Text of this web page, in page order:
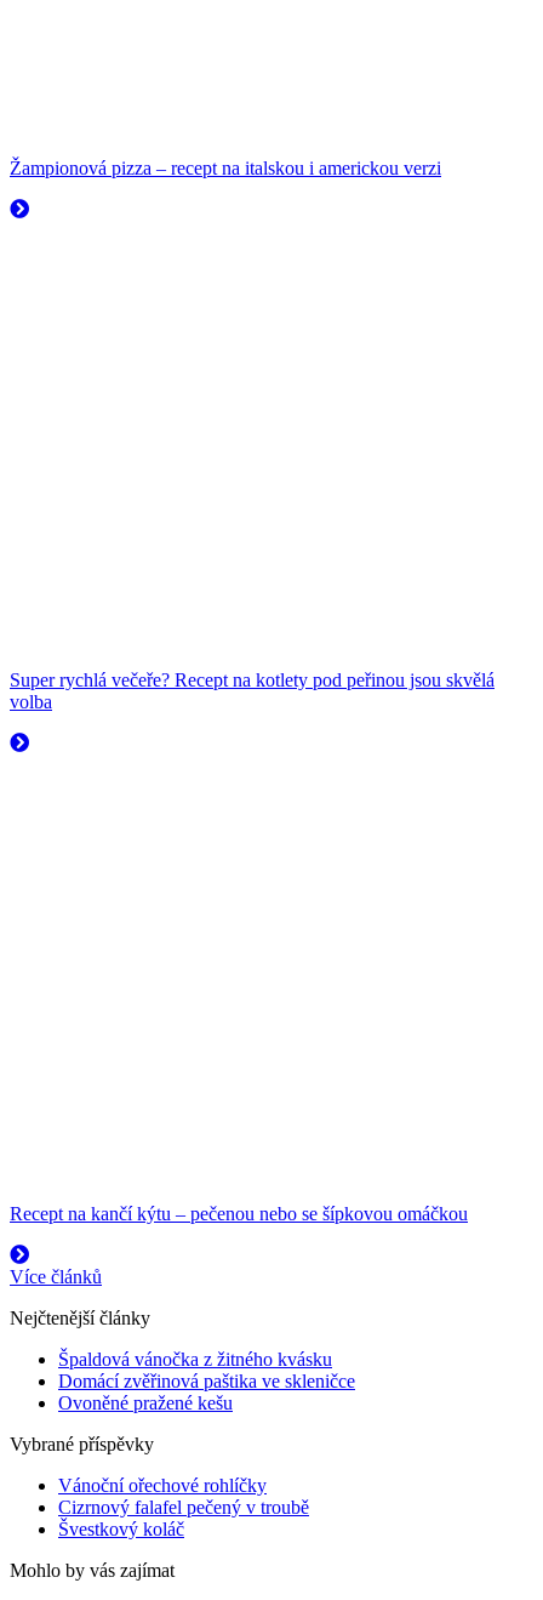
Žampionová pizza – recept na italskou i americkou verzi
Super rychlá večeře? Recept na kotlety pod peřinou jsou skvělá
volba
Recept na kančí kýtu – pečenou nebo se šípkovou omáčkou
Více článků
Nejčtenější články
Špaldová vánočka z žitného kvásku
Domácí zvěřinová paštika ve skleničce
Ovoněné pražené kešu
Vybrané příspěvky
Vánoční ořechové rohlíčky
Cizrnový falafel pečený v troubě
Švestkový koláč
Mohlo by vás zajímat